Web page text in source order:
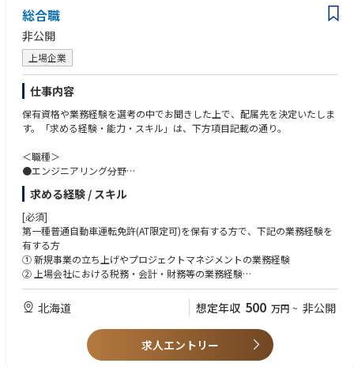
課題・企業課題の解決に向けて直接的な貢献ができます。
・ポストムーア時代の半導体業界、流通・マネタイズの多様化が進むエン
タテインメント＆メディア業界、ミクロな光電融合技術や宇宙通信へ飛躍
する通信業界など、各業界の最新動向のみならず、業界横断の知識・知見
が得られます。
③自動車、重工業、産業機械
・自動車、重工業、産業機械を中心とする製造業領域の各種調査業務を担
当いただきます。
・自動車業界は4つの変革トレンドを表す「CASE」の通り、100年に1度の
大変革期に直面しています。自動車業界に関連する企業の課題の抽出、目
指すべき姿を模索するために、情報収集を行いインサイトを導出します。
技術の最新動向、各国の政策や規制など、幅広い情報に接するためモビリ
ティ業界を横断した知見を得られます。
カバーしているため、ご自身のご興味に合わせたキャリアプランが描けま
す。
務
・ コンサルティング会社でのコンサルティング業務
～スキル～
・テクノロジー、エンタテインメント＆メディア、通信のいずれかの領域
の業界知識・業界知見
【任意その他の要件（望ましいスキル）】
管理職経験、高度なチームマネジメントスキル
③自動車、重工業、産業機械
【必須条件（スキル・経験など）】
調査経験、あるいはそれに類似した業務経験
【任意その他の要件（望ましい経験およびスキル）】
・証券会社における産業アナリストなど、金融機関、シンクタンク、専門
調査会社、総合研究所、事業会社などでの調査経験
・コンサルティング会社でのコンサルタント経験
総合職
非公開
上場企業
仕事内容
保有資格や業務経験を選考の中でお聞きした上で、配属先を決定いたしま
す。「求める経験・能力・スキル」は、下方項目記載の通り。
＜職種＞
●エンジニアリング分野
・地域冷暖房、電力供給など大規模エネルギーサービス事業の企画、運営
・コージェネレーションシステムやガスセントラルヒーティングシステム
等の設計・施工・メンテナンス
・ガスパイプラインや付帯設備の設計・施工・メンテナンス
・ガスプラントの建設・運転・メンテナンス
・発電プラントの建設、電力受給管理
・家庭向けのコージェネレーションシステムやガスセントラルシステム等
の営業
・ゼネコン・サブコン、店舗・工場などに対する、業務用エネルギーシス
・家庭用や業務用分野における電力販売営業
求める経験 / スキル
[必須]
第一種普通自動車運転免許(AT限定可)を保有する方で、下記の業務経験を
有する方
① 新規事業の立ち上げやプロジェクトマネジメントの業務経験
② 上場会社における税務・会計・財務等の業務経験
③ 工場や生産設備、電気設備の建設・維持管理等のプラントエンジニア業
務経験
④ IT・DX関連のプロジェクトマネジメント、システム開発、ITインフラ維
持管理業務等の経験
⑤ 再生可能エネルギーに関する技術・知見やプロジェクトの経験
⑥ その他、当社で活かせる業務経験
北海道 想定年収 500 万円 ~ 非公開
求人エントリー